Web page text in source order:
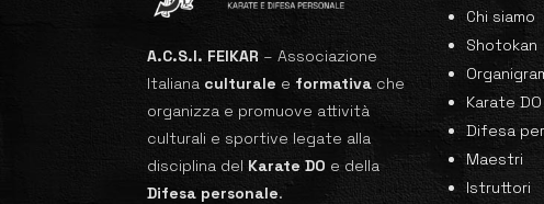
A.C.S.I. FEIKAR –Associazione
Italiana culturale eformativache
organizza e promuove attività
culturali e sportive legate alla
disciplina del Karate DO e della
Difesa personale.
Chi siamo
Shotokan
Karate DO
Difesa
Maestri
Istruttori